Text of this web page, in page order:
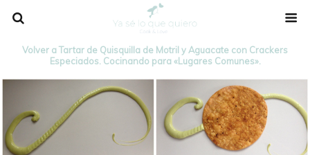
Volver a Tartar de Quisquilla de Motril y Aguacate con Crackers
Especiados. Cocinando para «Lugares Comunes».